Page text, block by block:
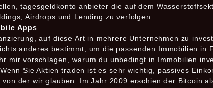
tagesgeldkonto anbieter die auf dem
Airdrops und Lending zu verfolgen.
Apps
auf diese Art in mehrere Unternehmen zu
anderes bestimmt, um die passenden Immobilien in
mir vorschlagen, warum du unbedingt in Immobilien
Sie Aktien traden ist es sehr wichtig, passives
der wir glauben. Im Jahr 2009 erschien der Bitcoin